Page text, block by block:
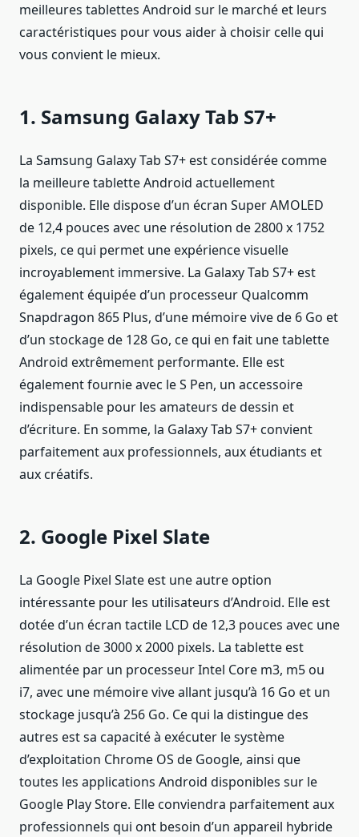
meilleures tablettes Android sur le marché et leurs
caractéristiques pour vous aider à choisir celle qui
vous convient le mieux.
1. Samsung Galaxy Tab S7+
La Samsung Galaxy Tab S7+ est considérée comme
la meilleure tablette Android actuellement
disponible. Elle dispose d’un écran Super AMOLED
de 12,4 pouces avec une résolution de 2800 x 1752
pixels, ce qui permet une expérience visuelle
incroyablement immersive. La Galaxy Tab S7+ est
également équipée d’un processeur Qualcomm
Snapdragon 865 Plus, d’une mémoire vive de 6 Go et
d’un stockage de 128 Go, ce qui en fait une tablette
Android extrêmement performante. Elle est
également fournie avec le S Pen, un accessoire
indispensable pour les amateurs de dessin et
d’écriture. En somme, la Galaxy Tab S7+ convient
parfaitement aux professionnels, aux étudiants et
aux créatifs.
2. Google Pixel Slate
La Google Pixel Slate est une autre option
intéressante pour les utilisateurs d’Android. Elle est
dotée d’un écran tactile LCD de 12,3 pouces avec une
résolution de 3000 x 2000 pixels. La tablette est
alimentée par un processeur Intel Core m3, m5 ou
i7, avec une mémoire vive allant jusqu’à 16 Go et un
stockage jusqu’à 256 Go. Ce qui la distingue des
autres est sa capacité à exécuter le système
d’exploitation Chrome OS de Google, ainsi que
toutes les applications Android disponibles sur le
Google Play Store. Elle conviendra parfaitement aux
professionnels qui ont besoin d’un appareil hybride